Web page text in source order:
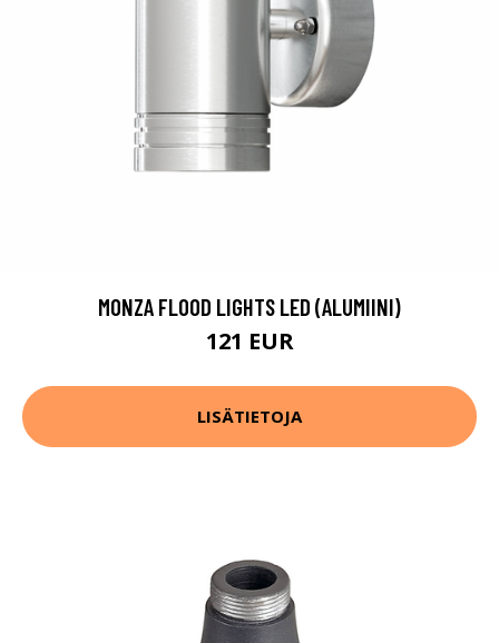
MONZA FLOOD LIGHTS LED (ALUMIINI)
121 EUR
LISÄTIETOJA